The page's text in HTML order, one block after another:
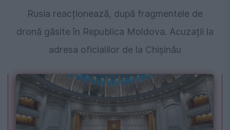
Rusia reacționează, după fragmentele de
dronă găsite în Republica Moldova. Acuzații la
adresa oficialilor de la Chișinău